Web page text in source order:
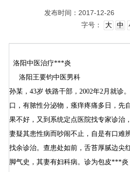
发布时间：2017-12-26
字号：
大 中
洛阳中医治疗***炎
洛阳王要钧中医男科
孙某，43岁 铁路干部，2002年2月就诊
口，有脓性分泌物，瘙痒疼痛多日，先
果不好，又到系统定点医院找专家诊治
妻疑其患性病而吵闹不止，自是有口难
找余诊治。查患处如前，舌苔厚腻边尖
脚气史，其妻有妇科病。诊为包皮***